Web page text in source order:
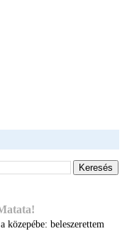
közepébe: beleszerettem